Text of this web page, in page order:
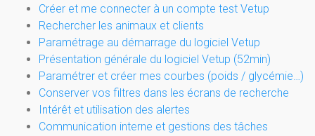
Créer et me connecter à un compte test Vetup
Rechercher les animaux et clients
Paramétrage au démarrage du logiciel Vetup
Présentation générale du logiciel Vetup (52min)
Paramétrer et créer mes courbes (poids / glycémie…)
Conserver vos filtres dans les écrans de recherche
Intérêt et utilisation des alertes
Communication interne et gestions des tâches